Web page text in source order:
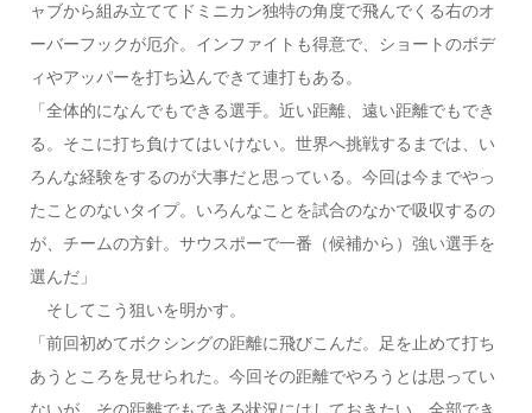
ャブから組み立ててドミニカン独特の角度で飛んでくる右のオ
ーバーフックが厄介。インファイトも得意で、ショートのボデ
ィやアッパーを打ち込んできて連打もある。
「全体的になんでもできる選手。近い距離、遠い距離でもでき
る。そこに打ち負けてはいけない。世界へ挑戦するまでは、い
ろんな経験をするのが大事だと思っている。今回は今までやっ
たことのないタイプ。いろんなことを試合のなかで吸収するの
が、チームの方針。サウスポーで一番（候補から）強い選手を
選んだ」
そしてこう狙いを明かす。
「前回初めてボクシングの距離に飛びこんだ。足を止めて打ち
あうところを見せられた。今回その距離でやろうとは思ってい